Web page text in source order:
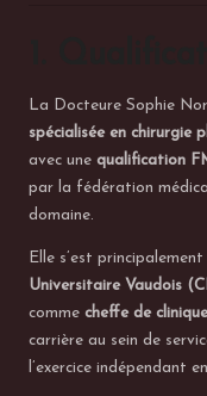
e
e
n
S
u
i
s
La Docteure Sophie
spécialisée en chirurgie
avec une qualification
par la fédération
domaine.
Elle s’est
Universitaire Vaudois
comme cheffe de
carrière au sein de
l’exercice indépendant